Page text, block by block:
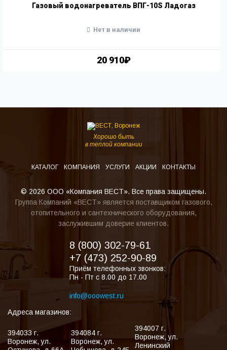
Газовый водонагреватель ВПГ-10S Ладогаз
20 910₽
Нет в наличии
Хорошо быть
в теплой компании
КАТАЛОГ КОМПАНИЯ УСЛУГИ АКЦИИ КОНТАКТЫ
© 2026 ООО «Компания ВЕСТ». Все права защищены.
Группа Компаний «ВЕСТ» является поставщиком газового,
отопительного и сантехнического оборудования,
заслужившим доверие клиентов.
8 (800) 302-79-61
+7 (473) 252-90-89
Приём телефонных звонков:
Пн - Пт с 8.00 до 17.00
info@ooowest.ru
Адреса магазинов:
394033 г.
Воронеж,ул.
394084 г.
Воронеж,ул.
394007 г.
Воронеж,ул.
Ленинский